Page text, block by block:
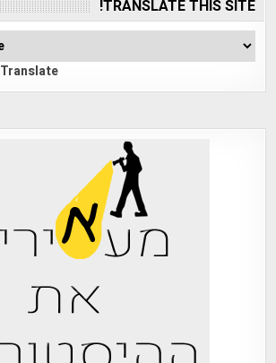
TRANSLATE THIS SITE!
Translate